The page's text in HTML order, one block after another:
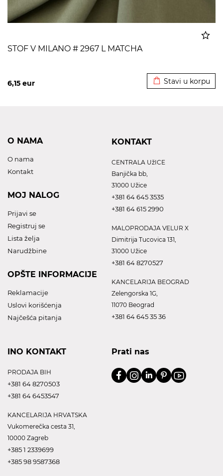
STOF V MILANO # 2967 L MATCHA
6,15 eur Stavi u korpu
O NAMA
O nama
Kontakt
MOJ NALOG
Prijavi se
Registruj se
Lista želja
Narudžbine
OPŠTE INFORMACIJE
Reklamacije
Uslovi korišćenja
Najčešća pitanja
KONTAKT
CENTRALA UžICE
Banjička bb,
31000 Užice
+381 64 645 3535
+381 64 615 2990
MALOPRODAJA VELUR X
Dimitrija Tucovica 131,
31000 Užice
+381 64 8270527
KANCELARIJA BEOGRAD
Zelengorska 1G,
11070 Beograd
+381 64 645 35 36
INO KONTAKT
PRODAJA BIH
+381 64 8270503
+381 64 6453547
KANCELARIJA HRVATSKA
Vukomerečka cesta 31,
10000 Zagreb
+385 1 2339699
+385 98 9587368
Prati nas